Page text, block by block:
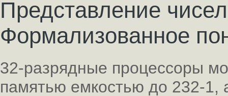
Представление
Формализованное
32-разрядные процессоры
памятью емкостью до 232-1,